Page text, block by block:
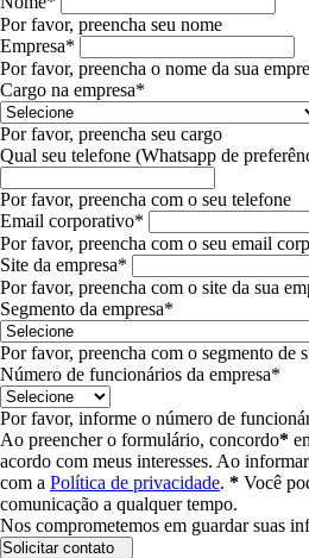
Por favor, preencha seu nome
Empresa*
Por favor, preencha o nome da sua
Cargo na empresa*
Por favor, preencha seu cargo
Qual seu telefone (Whatsapp de
Por favor, preencha com o seu telefone
Email corporativo*
Por favor, preencha com o seu email
Site da empresa*
Por favor, preencha com o site da sua
Segmento da empresa*
Por favor, preencha com o segmento de
Número de funcionários da empresa*
Por favor, informe o número de
Ao preencher o formulário, concordo*
acordo com meus interesses. Ao
com a Política de privacidade. * Você
comunicação a qualquer tempo.
Nos comprometemos em guardar suas
Solicitar contato